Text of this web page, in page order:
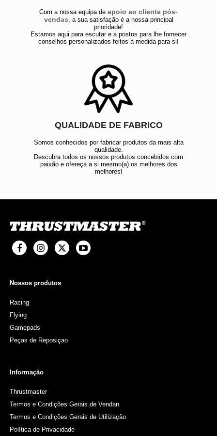
Com a nossa equipa de apoio ao cliente pós-
vendas, a sua satisfação é a nossa principal
prioridade!
Estamos aqui para escutar e a postos para lhe fornecer
conselhos personalizados feitos à medida para si!
QUALIDADE DE FABRICO
Somos conhecidos por fabricar produtos da mais alta
qualidade.
Descubra todos os nossos produtos concebidos com
paixão e ofereça a si mesmo(a) os melhores dos
melhores!
Nossos produtos
Racing
Flying
Gamepads
Peças de Reposiçao
Informação
Thrustmaster
Termos e Condições Gerais de Vendan
Termos e Condições Gerais de Utilização
Política de Privacidade